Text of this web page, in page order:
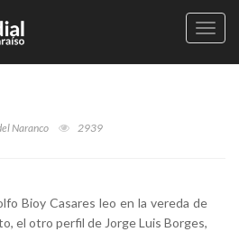
Naranco 2939
Bioy Casares leo en la vereda de
el otro perfil de Jorge Luis Borges,